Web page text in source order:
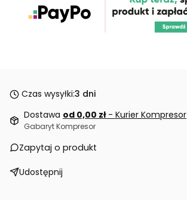
Czas wysyłki:3 dni
Dostawa od 0,00 zł - Kurier Kompresor
Gabaryt Kompresor
Zapytaj o produkt
Udostępnij